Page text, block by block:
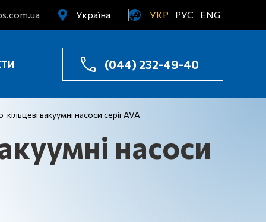
Україна
Узбекистан
Казахстан
УКР РУС ENG
(044) 232-49-40
вакуумні насоси серії AVA
насоси